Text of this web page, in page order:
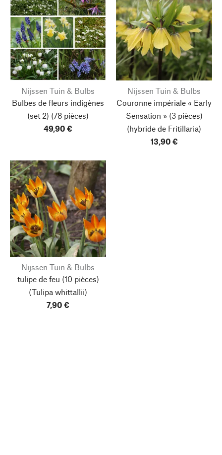
Nijssen Tuin & Bulbs
Bulbes de fleurs indigènes
(set 2) (78 pièces)
49,90 €
Nijssen Tuin & Bulbs
Couronne impériale « Early
Sensation » (3 pièces)
(hybride de Fritillaria)
13,90 €
Nijssen Tuin & Bulbs
tulipe de feu (10 pièces)
(Tulipa whittallii)
7,90 €